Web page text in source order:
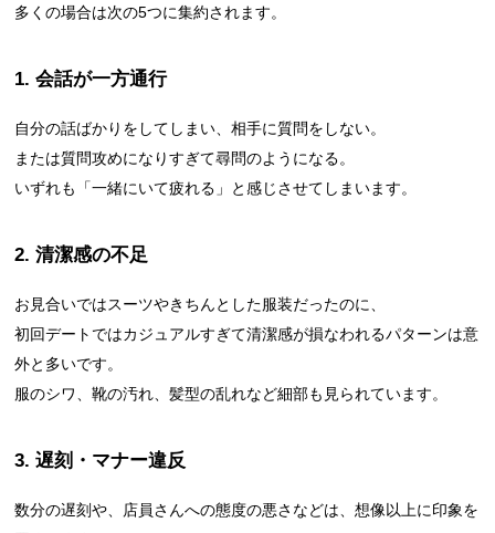
多くの場合は次の5つに集約されます。
1. 会話が一方通行
自分の話ばかりをしてしまい、相手に質問をしない。
または質問攻めになりすぎて尋問のようになる。
いずれも「一緒にいて疲れる」と感じさせてしまいます。
2. 清潔感の不足
お見合いではスーツやきちんとした服装だったのに、
初回デートではカジュアルすぎて清潔感が損なわれるパターンは意
外と多いです。
服のシワ、靴の汚れ、髪型の乱れなど細部も見られています。
3. 遅刻・マナー違反
数分の遅刻や、店員さんへの態度の悪さなどは、想像以上に印象を